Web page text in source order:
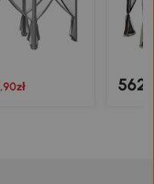
,90zł 562